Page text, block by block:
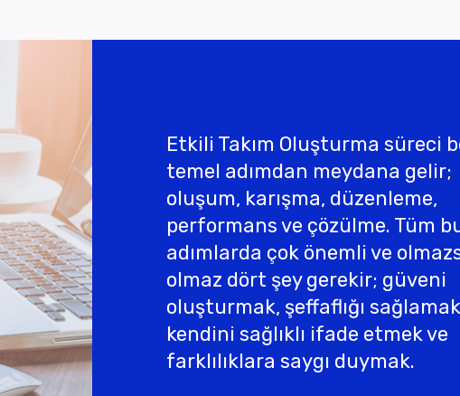
Etkili Takım Oluşturma süreci
temel adımdan meydana gelir;
oluşum, karışma, düzenleme,
performans ve çözülme. Tüm
adımlarda çok önemli ve
olmaz dört şey gerekir; güveni
oluşturmak, şeffaflığı
kendini sağlıklı ifade etmek ve
farklılıklara saygı duymak.